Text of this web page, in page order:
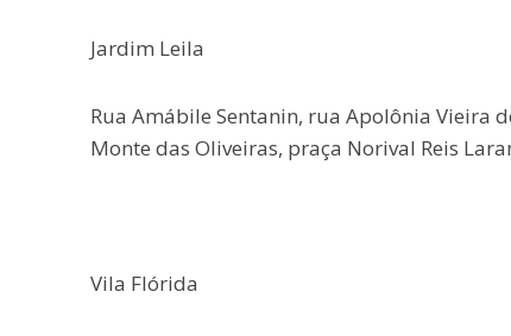
Jardim Leila
Rua Amábile Sentanin, rua Apolônia Vieira
Monte das Oliveiras, praça Norival Reis
Vila Flórida